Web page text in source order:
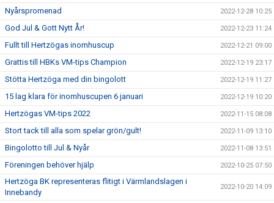
Nyårspromenad 2022-12-28 10:25
God Jul & Gott Nytt År! 2022-12-23 11:24
Fullt till Hertzögas inomhuscup 2022-12-21 09:00
Grattis till HBKs VM-tips Champion 2022-12-19 23:17
Stötta Hertzöga med din bingolott 2022-12-19 11:27
15 lag klara för inomhuscupen 6 januari 2022-12-19 10:20
Hertzögas VM-tips 2022 2022-11-15 08:08
Stort tack till alla som spelar grön/gult! 2022-11-09 13:10
Bingolotto till Jul & Nyår 2022-11-08 13:51
Föreningen behöver hjälp 2022-10-25 07:50
Hertzöga BK representeras flitigt i Värmlandslagen i
Innebandy
2022-10-20 14:09